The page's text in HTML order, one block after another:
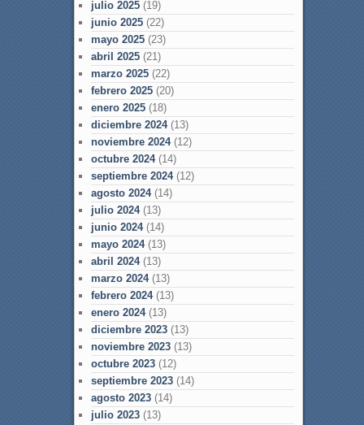
julio 2025(19)
junio 2025(22)
mayo 2025(23)
abril 2025(21)
marzo 2025(22)
febrero 2025(20)
enero 2025(18)
diciembre 2024(13)
noviembre 2024(12)
octubre 2024(14)
septiembre 2024(12)
agosto 2024(14)
julio 2024(13)
junio 2024(14)
mayo 2024(13)
abril 2024(13)
marzo 2024(13)
febrero 2024(13)
enero 2024(13)
diciembre 2023(13)
noviembre 2023(13)
octubre 2023(12)
septiembre 2023(14)
agosto 2023(14)
julio 2023(13)